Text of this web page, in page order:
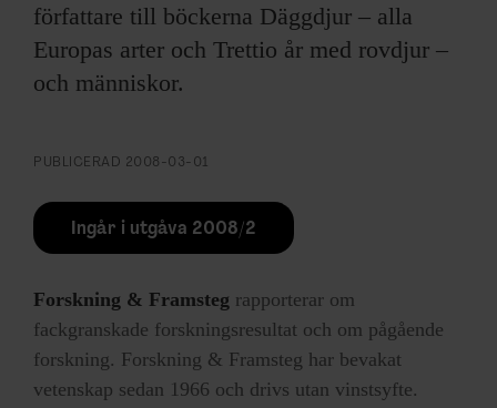
författare till böckerna Däggdjur – alla
Europas arter och Trettio år med rovdjur –
och människor.
PUBLICERAD 2008-03-01
Ingår i utgåva 2008/2
Forskning & Framsteg rapporterar om
fackgranskade forskningsresultat och om pågående
forskning. Forskning & Framsteg har bevakat
vetenskap sedan 1966 och drivs utan vinstsyfte.